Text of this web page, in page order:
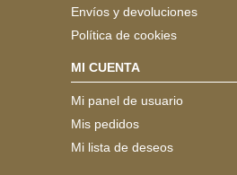
Envíos y devoluciones
Política de cookies
MI CUENTA
Mi panel de usuario
Mis pedidos
Mi lista de deseos